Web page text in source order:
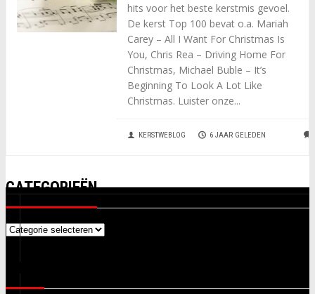
hits voor het beste kerstmis gevoel.
De kerst Top 100 bevat o.a. Mariah
Carey – All I Want For Christmas Is
You, Chris Rea – Driving Home For
Christmas, Michael Buble – It’s
Beginning To Look A Lot Like
Christmas. Luister onze...
KERSTWEBLOG 6 JAAR GELEDEN
CATEGORIEËN
Categorieën
LINKS